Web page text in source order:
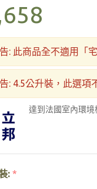
: 此商品全不適用「
: 4.5公升裝，此選項
達到法國室內環
: *